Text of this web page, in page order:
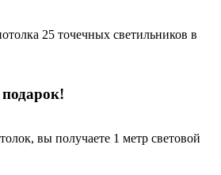
25 точечных светильников в
вы получаете 1 метр световой